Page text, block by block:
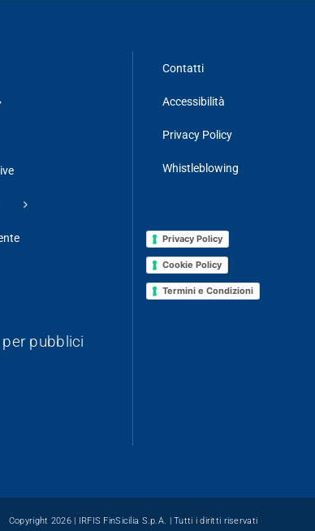
pubblici
Contatti
Accessibilità
Privacy Policy
Whistleblowing
Privacy Policy
Cookie Policy
Termini e Condizioni
Copyright 2026 | IRFIS FinSicilia S.p.A. | Tutti i diritti riservati